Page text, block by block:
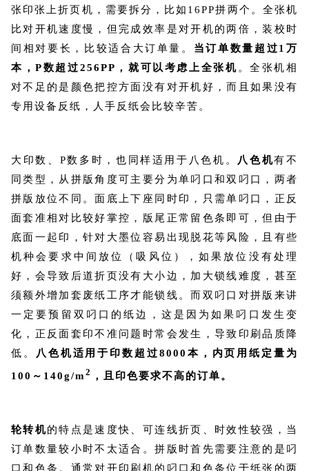
张印张上折页机，需要拆分，比如16PP拼两个。全张机
比对开机速度慢，但完成效率是对开机的两倍，装校时
间相对要长，比较适合大订单量。 当订单数量超过1万
本，P数超过256PP，就可以考虑上全张机 。全张机相
对不足的是颜色把控方面没有对开机好，而且如果没有
专用设备反纸，人手反纸会比较辛苦。
大印数、P数多时，也同样适用于八色机。 八色机有不
同类型，从拼版角度可主要分为单叼口和双叼口，两者
拼版放位不同。面底上下座同时印，只需单叼口，正反
面套准相对比较好掌控，版尾正常留色条即可，但由于
底面一起印，针对大墨位容易出现脱花等风险，且有些
机种会要求中间放位（吸风位），如果放位没有处理
好，会导致后道折页没有大小边，加大锁线难度，甚至
须额外增加套废纸工序才能锁线。而双叼口对拼版来讲
一定要预留双叼口的纸边，这是因为如果叼口发生变
化，正反面套印不准问题时常会发生，导致印刷品质降
低。
八色机适用于印数超过8000本，内页用纸定量为
100～140g/m 2 ，且印色要求不高的订单。
轮转机的特点是速度快、可连线折页、时效性较强，当
订单数量较小时不太适合。拼版时首先需要注意的是叼
口和色条。通常对开印刷机的叼口和色条位于纸张的两